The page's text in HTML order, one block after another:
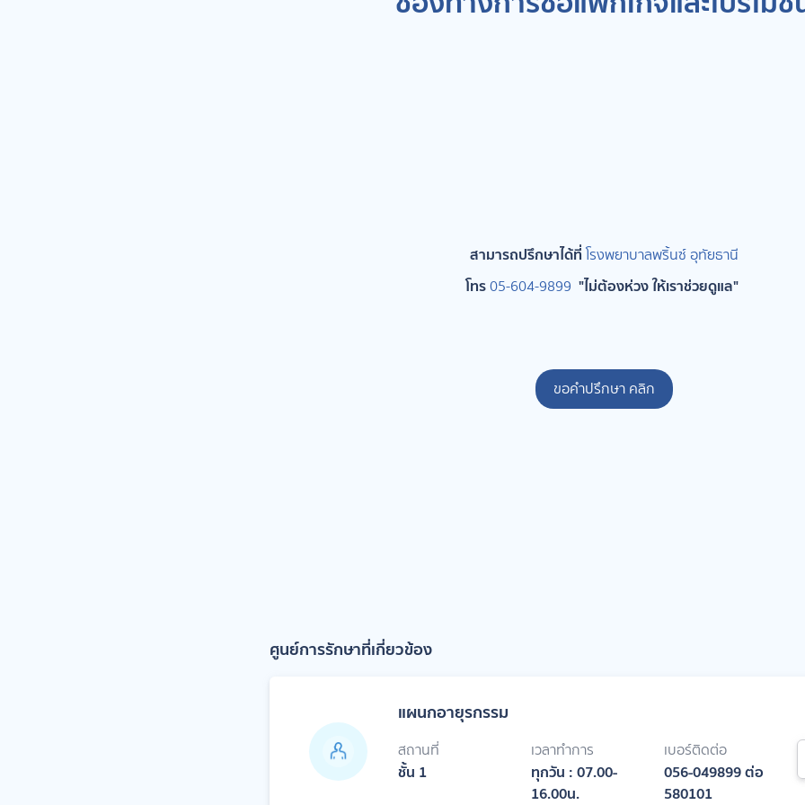
สามารถปรึกษาได้ที่ โรงพยาบาลพริ้นซ์ อุทัยธานี
โทร05-604-9899 "ไม่ต้องห่วง ให้เราช่วยดูแล"
ขอคำปรึกษา คลิก
ศูนย์การรักษาที่เกี่ยวข้อง
แผนกอายุรกรรม
สถานที่
ชั้น 1
เวลาทำการ
ทุกวัน : 07.00-
16.00น.
เบอร์ติดต่อ
056-049899 ต่อ
580101